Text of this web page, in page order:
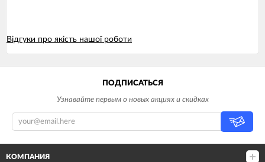
Відгуки про якість нашої роботи
ПОДПИСАТЬСЯ
Узнавайте первым о новых акциях и скидках
КОМПАНИЯ